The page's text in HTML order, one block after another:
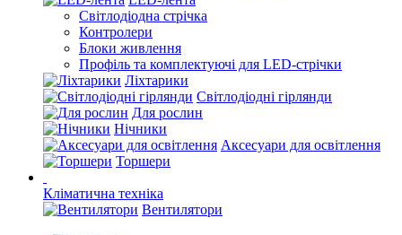
Світлодіодна стрічка
Контролери
Блоки живлення
Профіль та комплектуючі для LED-стрічки
Ліхтарики
Світлодіодні гірлянди
Для рослин
Нічники
Аксесуари для освітлення
Торшери
Кліматична техніка
Вентилятори